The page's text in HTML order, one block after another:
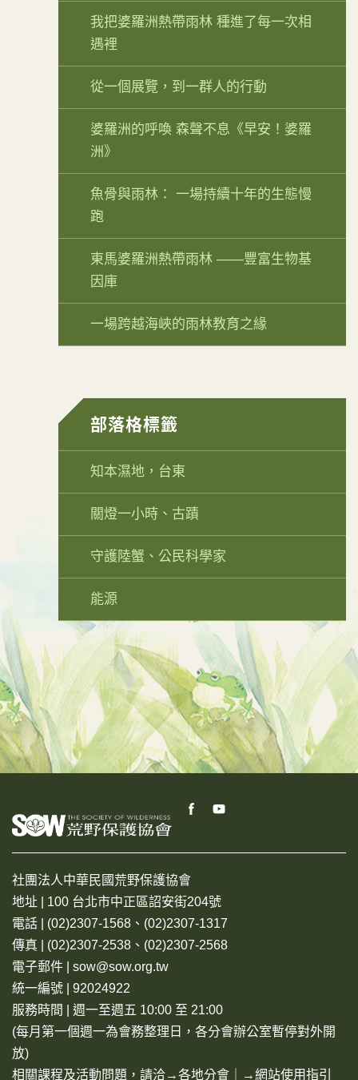
我把婆羅洲熱帶雨林 種進了每一次相
遇裡
從一個展覽，到一群人的行動
婆羅洲的呼喚 森聲不息《早安！婆羅
洲》
魚骨與雨林： 一場持續十年的生態慢
跑
東馬婆羅洲熱帶雨林 ——豐富生物基
因庫
一場跨越海峽的雨林教育之緣
部落格標籤
知本濕地，台東
關燈一小時、古蹟
守護陸蟹、公民科學家
能源
社團法人中華民國荒野保護協會
地址 | 100 台北市中正區詔安街204號
電話 | (02)2307-1568、(02)2307-1317
傳真 | (02)2307-2538、(02)2307-2568
電子郵件 | sow@sow.org.tw
統一編號 | 92024922
服務時間 | 週一至週五 10:00 至 21:00
(每月第一個週一為會務整理日，各分會辦公室暫停對外開
放)
相關課程及活動問題，請洽→各地分會 ｜→網站使用指引